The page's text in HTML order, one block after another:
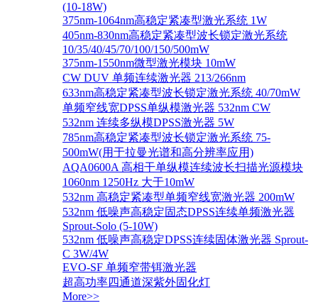
(10-18W)
375nm-1064nm高稳定紧凑型激光系统 1W
405nm-830nm高稳定紧凑型波长锁定激光系统
10/35/40/45/70/100/150/500mW
375nm-1550nm微型激光模块 10mW
CW DUV 单频连续激光器 213/266nm
633nm高稳定紧凑型波长锁定激光系统 40/70mW
单频窄线宽DPSS单纵模激光器 532nm CW
532nm 连续多纵模DPSS激光器 5W
785nm高稳定紧凑型波长锁定激光系统 75-
500mW(用于拉曼光谱和高分辨率应用)
AQA0600A 高相干单纵模连续波长扫描光源模块
1060nm 1250Hz 大于10mW
532nm 高稳定紧凑型单频窄线宽激光器 200mW
532nm 低噪声高稳定固态DPSS连续单频激光器
Sprout‐Solo (5-10W)
532nm 低噪声高稳定DPSS连续固体激光器 Sprout-
C 3W/4W
EVO-SF 单频窄带铒激光器
超高功率四通道深紫外固化灯
More>>